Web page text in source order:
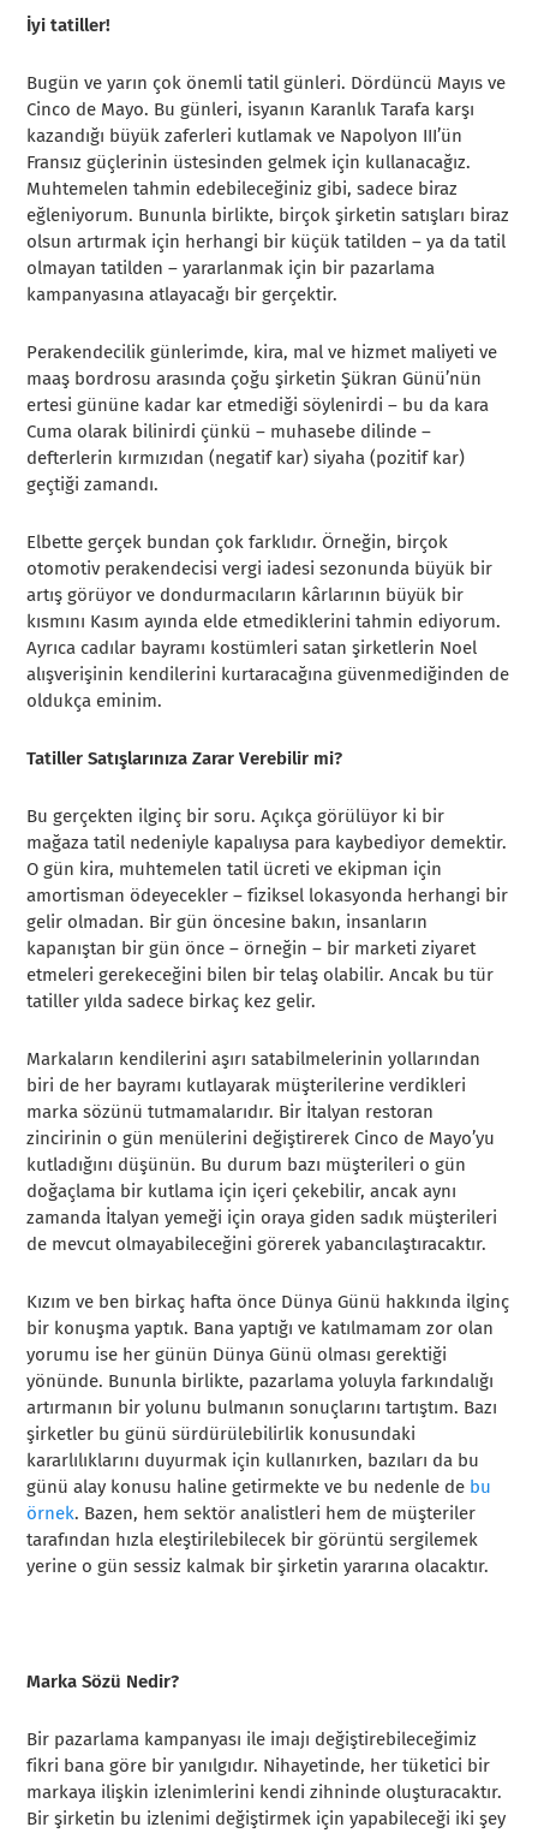
İyi tatiller!
Bugün ve yarın çok önemli tatil günleri. Dördüncü Mayıs ve
Cinco de Mayo. Bu günleri, isyanın Karanlık Tarafa karşı
kazandığı büyük zaferleri kutlamak ve Napolyon III’ün
Fransız güçlerinin üstesinden gelmek için kullanacağız.
Muhtemelen tahmin edebileceğiniz gibi, sadece biraz
eğleniyorum. Bununla birlikte, birçok şirketin satışları biraz
olsun artırmak için herhangi bir küçük tatilden – ya da tatil
olmayan tatilden – yararlanmak için bir pazarlama
kampanyasına atlayacağı bir gerçektir.
Perakendecilik günlerimde, kira, mal ve hizmet maliyeti ve
maaş bordrosu arasında çoğu şirketin Şükran Günü’nün
ertesi gününe kadar kar etmediği söylenirdi – bu da kara
Cuma olarak bilinirdi çünkü – muhasebe dilinde –
defterlerin kırmızıdan (negatif kar) siyaha (pozitif kar)
geçtiği zamandı.
Elbette gerçek bundan çok farklıdır. Örneğin, birçok
otomotiv perakendecisi vergi iadesi sezonunda büyük bir
artış görüyor ve dondurmacıların kârlarının büyük bir
kısmını Kasım ayında elde etmediklerini tahmin ediyorum.
Ayrıca cadılar bayramı kostümleri satan şirketlerin Noel
alışverişinin kendilerini kurtaracağına güvenmediğinden de
oldukça eminim.
Tatiller Satışlarınıza Zarar Verebilir mi?
Bu gerçekten ilginç bir soru. Açıkça görülüyor ki bir
mağaza tatil nedeniyle kapalıysa para kaybediyor demektir.
O gün kira, muhtemelen tatil ücreti ve ekipman için
amortisman ödeyecekler – fiziksel lokasyonda herhangi bir
gelir olmadan. Bir gün öncesine bakın, insanların
kapanıştan bir gün önce – örneğin – bir marketi ziyaret
etmeleri gerekeceğini bilen bir telaş olabilir. Ancak bu tür
tatiller yılda sadece birkaç kez gelir.
Markaların kendilerini aşırı satabilmelerinin yollarından
biri de her bayramı kutlayarak müşterilerine verdikleri
marka sözünü tutmamalarıdır. Bir İtalyan restoran
zincirinin o gün menülerini değiştirerek Cinco de Mayo’yu
kutladığını düşünün. Bu durum bazı müşterileri o gün
doğaçlama bir kutlama için içeri çekebilir, ancak aynı
zamanda İtalyan yemeği için oraya giden sadık müşterileri
de mevcut olmayabileceğini görerek yabancılaştıracaktır.
Kızım ve ben birkaç hafta önce Dünya Günü hakkında ilginç
bir konuşma yaptık. Bana yaptığı ve katılmamam zor olan
yorumu ise her günün Dünya Günü olması gerektiği
yönünde. Bununla birlikte, pazarlama yoluyla farkındalığı
artırmanın bir yolunu bulmanın sonuçlarını tartıştım. Bazı
şirketler bu günü sürdürülebilirlik konusundaki
kararlılıklarını duyurmak için kullanırken, bazıları da bu
günü alay konusu haline getirmekte ve bu nedenle de bu
örnek. Bazen, hem sektör analistleri hem de müşteriler
tarafından hızla eleştirilebilecek bir görüntü sergilemek
yerine o gün sessiz kalmak bir şirketin yararına olacaktır.
Marka Sözü Nedir?
Bir pazarlama kampanyası ile imajı değiştirebileceğimiz
fikri bana göre bir yanılgıdır. Nihayetinde, her tüketici bir
markaya ilişkin izlenimlerini kendi zihninde oluşturacaktır.
Bir şirketin bu izlenimi değiştirmek için yapabileceği iki şey